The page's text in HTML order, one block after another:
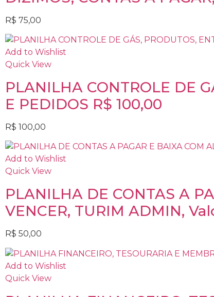
R$ 75,00
Add to Wishlist
Quick View
PLANILHA CONTROLE DE
E PEDIDOS R$ 100,00
R$ 100,00
Add to Wishlist
Quick View
PLANILHA DE CONTAS A
VENCER, TURIM ADMIN,
R$ 50,00
Add to Wishlist
Quick View